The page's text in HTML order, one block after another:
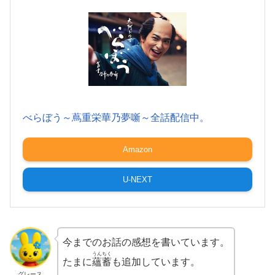
べらぼう～蔦重栄華乃夢噺～全話配信中。
Amazon
U-NEXT
今までのお話の感想を書いています。
たまに蘊蓄
うんちく
も追加しています。